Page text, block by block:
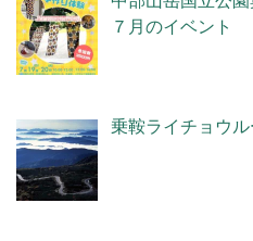
７月のイベント
乗鞍ライチョウ